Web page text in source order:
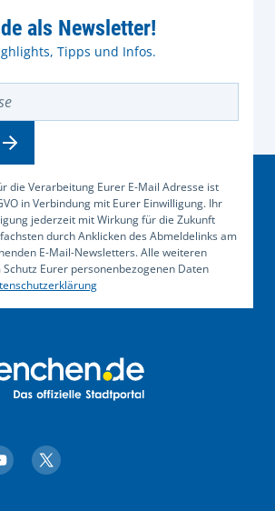
als Newsletter!
Tipps und Infos.
die Verarbeitung Eurer E-Mail Adresse ist
in Verbindung mit Eurer Einwilligung. Ihr
jederzeit mit Wirkung für die Zukunft
durch Anklicken des Abmeldelinks am
E-Mail-Newsletters. Alle weiteren
Eurer personenbezogenen Daten
Facebook
auf Instagram
auf YouTube
muenchen.de auf X